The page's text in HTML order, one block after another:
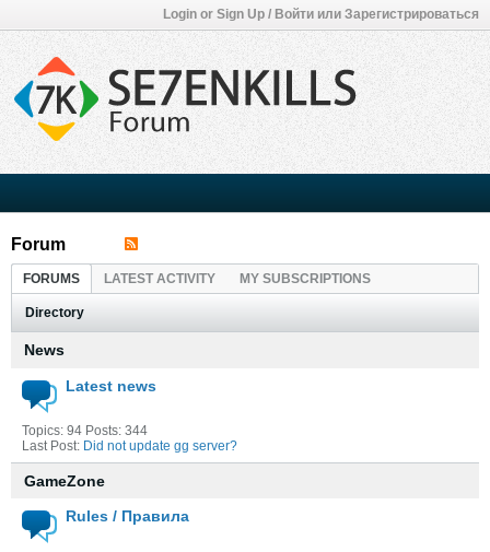
Login or Sign Up / Войти или Зарегистрироваться
Forum
FORUMS LATEST ACTIVITY MY SUBSCRIPTIONS
Directory
News
Latest news
Topics: 94 Posts: 344
Last Post: Did not update gg server?
GameZone
Rules / Правила